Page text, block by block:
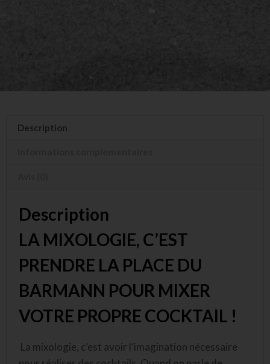
Description
Description
LA MIXOLOGIE, C’EST
PRENDRE LA PLACE DU
BARMANN POUR MIXER
VOTRE PROPRE COCKTAIL !
La mixologie, c’est avoir l’imagination nécessaire